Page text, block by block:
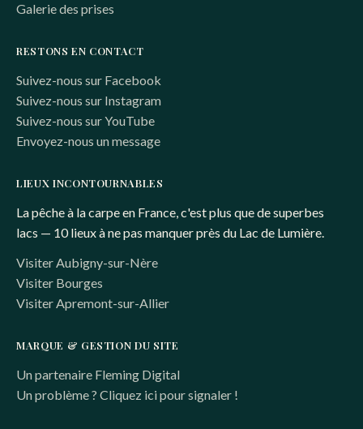
Galerie des prises
RESTONS EN CONTACT
Suivez-nous sur Facebook
Suivez-nous sur Instagram
Suivez-nous sur YouTube
Envoyez-nous un message
LIEUX INCONTOURNABLES
La pêche à la carpe en France, c'est plus que de superbes
lacs — 10 lieux à ne pas manquer près du Lac de Lumière.
Visiter Aubigny-sur-Nère
Visiter Bourges
Visiter Apremont-sur-Allier
MARQUE & GESTION DU SITE
Un partenaire Fleming Digital
Un problème ? Cliquez ici pour signaler !